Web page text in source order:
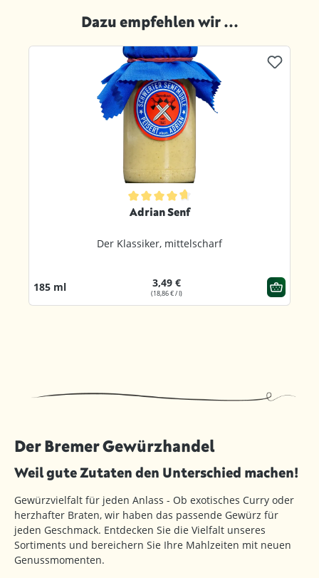
Dazu empfehlen wir ...
Produktgalerie überspringen
Durchschnittliche Bewertung von 4.8 von 5 Sternen
Adrian Senf
Der Klassiker, mittelscharf
185 ml 3,49 €
(18,86 € / l)
Der Bremer Gewürzhandel
Weil gute Zutaten den Unterschied machen!
Gewürzvielfalt für jeden Anlass - Ob exotisches Curry oder
herzhafter Braten, wir haben das passende Gewürz für
jeden Geschmack. Entdecken Sie die Vielfalt unseres
Sortiments und bereichern Sie Ihre Mahlzeiten mit neuen
Genussmomenten.